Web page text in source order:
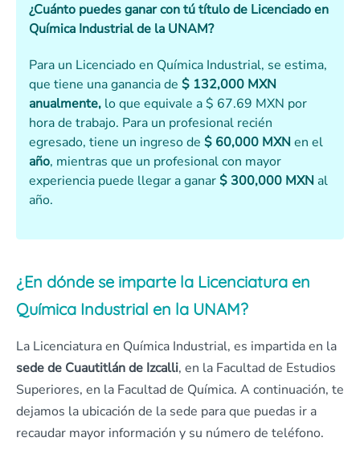
¿Cuánto puedes ganar con tú título de Licenciado en
Química Industrial de la UNAM?
Para un Licenciado en Química Industrial, se estima,
que tiene una ganancia de $ 132,000 MXN
anualmente, lo que equivale a $ 67.69 MXN por
hora de trabajo. Para un profesional recién
egresado, tiene un ingreso de $ 60,000 MXN en el
año, mientras que un profesional con mayor
experiencia puede llegar a ganar$ 300,000 MXN al
año.
¿En dónde se imparte la Licenciatura en
Química Industrial en la UNAM?
La Licenciatura en Química Industrial, es impartida en la
sede de Cuautitlán de Izcalli, en la Facultad de Estudios
Superiores, en la Facultad de Química. A continuación, te
dejamos la ubicación de la sede para que puedas ir a
recaudar mayor información y su número de teléfono.